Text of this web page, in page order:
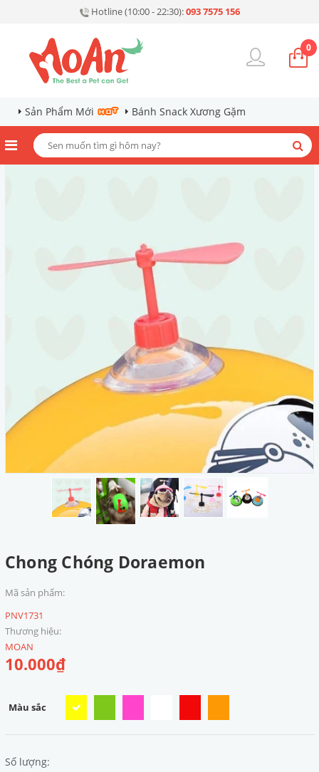
Hotline (10:00 - 22:30):093 7575 156
0
Sản Phẩm Mới Bánh Snack Xương Gặm
Chong Chóng Doraemon
Mã sản phẩm:
PNV1731
Thương hiệu:
MOAN
10.000₫
Màu sắc
Số lượng: